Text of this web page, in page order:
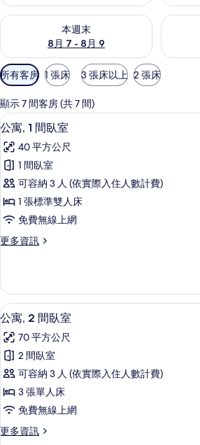
本週末
8月 7 - 8月 9
查看本週末 (8月 7 - 8月 9) 的供應情況查看下
可
用
的
客
房
篩
選
條
所有客房 1 張床 3 張床以上 2 張床
顯示 7 間客房 (共 7 間)
顯
示
公
寓,
1
間
臥
室
所
有
相
片
6
公寓, 1 間臥室
40 平方公尺
1 間臥室
可容納 3 人 (依實際入住人數計費)
1 張標準雙人床
免費無線上網
更多資訊
更
1
間
臥
的
詳
情
顯
示
公
寓,
2
間
臥
室
6
公寓, 2 間臥室
70 平方公尺
2 間臥室
可容納 3 人 (依實際入住人數計費)
3 張單人床
免費無線上網
更多資訊
更